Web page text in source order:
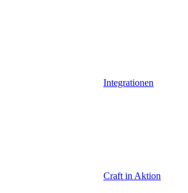
Integrationen
Craft in Aktion